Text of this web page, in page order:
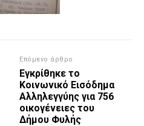
Επόμενο άρθρο
Εγκρίθηκε το
Κοινωνικό Εισόδημα
Αλληλεγγύης για 756
οικογένειες του
Δήμου Φυλής